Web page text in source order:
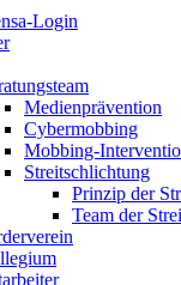
Login
Medienprävention
Cybermobbing
Mobbing-
Streitschlichtung
Prinzip der
Team der